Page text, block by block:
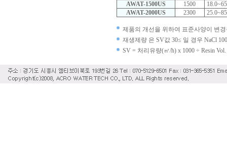
AWAT-1500US
1500
AWAT-2000US
2300
제품의 개선을 위하여 표준사양이 변
재생제량 은 SV값 30≤ 일 경우 NaCl
SV = 처리유량(㎥/h) x 1000 ÷ Resin Vol.